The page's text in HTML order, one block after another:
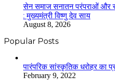
सेन समाज सनातन परंपराओं और
: मुख्यमंत्री विष्णु देव साय
August 8, 2026
Popular Posts
​​​​​​​पारंपरिक सांस्कृतिक धरोहर का
February 9, 2022